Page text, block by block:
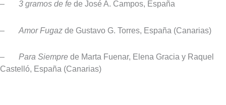
– 3 gramos de fe de José A. Campos, España
– Amor Fugaz de Gustavo G. Torres, España (Canarias)
– Para Siempre de Marta Fuenar, Elena Gracia y Raquel
Castelló, España (Canarias)